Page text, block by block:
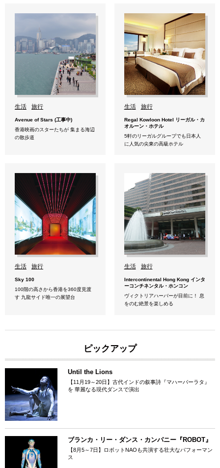
生活 旅行
Avenue of Stars (工事中)
香港映画のスターたちが 集まる海辺
の散歩道
生活 旅行
Regal Kowloon Hotel リーガル・カ
オルーン・ホテル
5軒のリーガルグループでも日本人
に人気の尖東の高級ホテル
生活 旅行
Sky 100
100階の高さから香港を360度見渡
す 九龍サイド唯一の展望台
生活 旅行
Intercontinental Hong Kong インタ
ーコンチネンタル・ホンコン
ヴィクトリアハーバーが目前に！ 息
をのむ絶景を楽しめる
ピックアップ
Until the Lions
【11月19～20日】古代インドの叙事詩『マハーバーラタ』
を 華麗なる現代ダンスで演出
ブランカ・リー・ダンス・カンパニー『ROBOT』
【8月5～7日】ロボットNAOも共演する壮大なパフォーマン
ス